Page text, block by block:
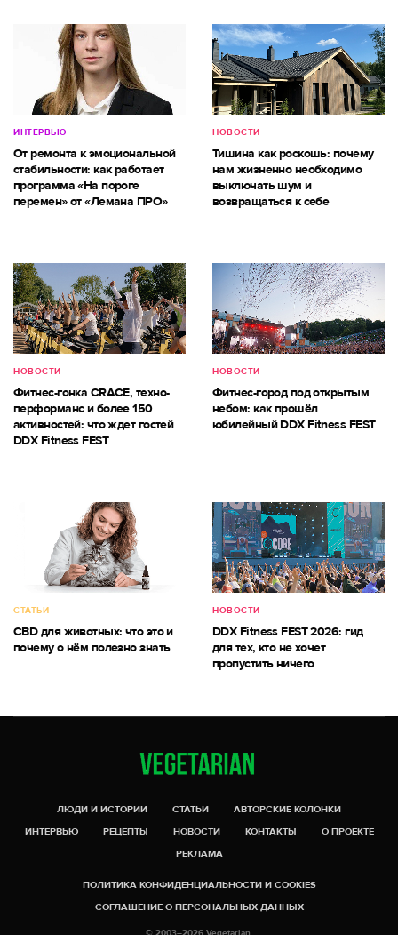
ИНТЕРВЬЮ
От ремонта к эмоциональной
стабильности: как работает
программа «На пороге
перемен» от «Лемана ПРО»
НОВОСТИ
Тишина как роскошь: почему
нам жизненно необходимо
выключать шум и
возвращаться к себе
НОВОСТИ
Фитнес-гонка CRACE, техно-
перформанс и более 150
активностей: что ждет гостей
DDX Fitness FEST
НОВОСТИ
Фитнес-город под открытым
небом: как прошёл
юбилейный DDX Fitness FEST
СТАТЬИ
CBD для животных: что это и
почему о нём полезно знать
НОВОСТИ
DDX Fitness FEST 2026: гид
для тех, кто не хочет
пропустить ничего
ЛЮДИ И ИСТОРИИ СТАТЬИ
АВТОРСКИЕ КОЛОНКИ
ИНТЕРВЬЮ
РЕЦЕПТЫ НОВОСТИ КОНТАКТЫ
О ПРОЕКТЕ
РЕКЛАМА
ПОЛИТИКА КОНФИДЕНЦИАЛЬНОСТИ И COOKIES
СОГЛАШЕНИЕ О ПЕРСОНАЛЬНЫХ ДАННЫХ